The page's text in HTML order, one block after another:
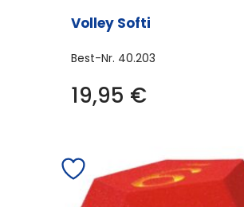
Volley Softi
Best-Nr. 40.203
19,95 €